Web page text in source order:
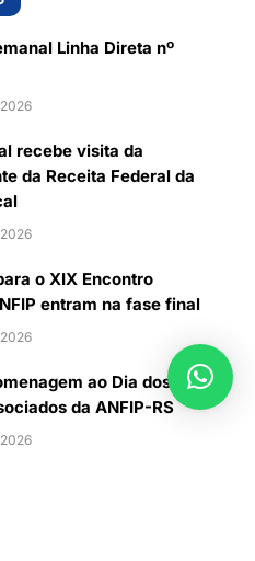
Linha Direta nº
recebe visita da
da Receita Federal da
o XIX Encontro
entram na fase final
ao Dia dos
da ANFIP-RS